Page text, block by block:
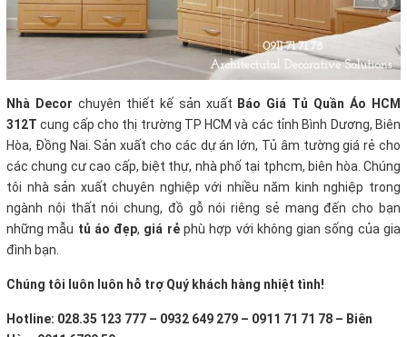
Nhà Decor chuyên thiết kế sản xuất Báo Giá Tủ Quần Áo HCM
312T cung cấp cho thị trường TP HCM và các tỉnh Bình Dương, Biên
Hòa, Đồng Nai. Sản xuất cho các dự án lớn, Tủ âm tường giá rẻ cho
các chung cư cao cấp, biệt thự, nhà phố tại tphcm, biên hòa. Chúng
tôi nhà sản xuất chuyên nghiệp với nhiều năm kinh nghiệp trong
ngành nội thất nói chung, đồ gỗ nói riêng sẻ mang đến cho bạn
những mẫu tủ áo đẹp, giá rẻphù hợp với không gian sống của gia
đình bạn.
Chúng tôi luôn luôn hỗ trợ Quý khách hàng nhiệt tình!
Hotline: 028.35 123 777 – 0932 649 279 – 0911 71 71 78 – Biên